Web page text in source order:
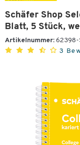
Schäfer Shop
Blatt, 5 Stück,
Artikelnummer: 62398-
3